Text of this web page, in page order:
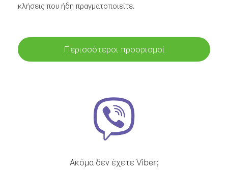
κλήσεις που ήδη πραγματοποιείτε.
Περισσότεροι προορισμοί
Ακόμα δεν έχετε Viber;